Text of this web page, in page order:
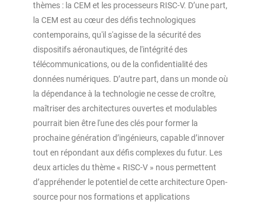
thèmes : la CEM et les processeurs RISC-V. D’une part,
la CEM est au cœur des défis technologiques
contemporains, qu'il s'agisse de la sécurité des
dispositifs aéronautiques, de l'intégrité des
télécommunications, ou de la confidentialité des
données numériques. D’autre part, dans un monde où
la dépendance à la technologie ne cesse de croître,
maîtriser des architectures ouvertes et modulables
pourrait bien être l'une des clés pour former la
prochaine génération d’ingénieurs, capable d’innover
tout en répondant aux défis complexes du futur. Les
deux articles du thème « RISC-V » nous permettent
d’appréhender le potentiel de cette architecture Open-
source pour nos formations et applications